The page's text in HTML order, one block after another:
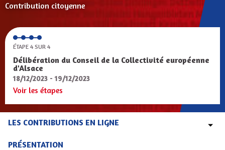
Contribution citoyenne
ÉTAPE 4 SUR 4
Délibération du Conseil de la Collectivité européenne
d'Alsace
18/12/2023 - 19/12/2023
Voir les étapes
LES CONTRIBUTIONS EN LIGNE
PRÉSENTATION